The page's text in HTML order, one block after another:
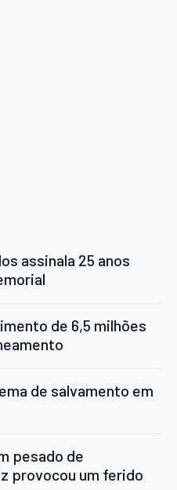
assinala 25 anos
de 6,5 milhões
de salvamento em
pesado de
provocou um ferido